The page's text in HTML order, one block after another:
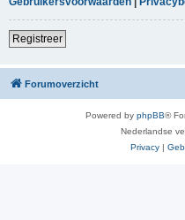
Registreer
Forumoverzicht
Powered by phpBB®
Nederlandse
Privacy |